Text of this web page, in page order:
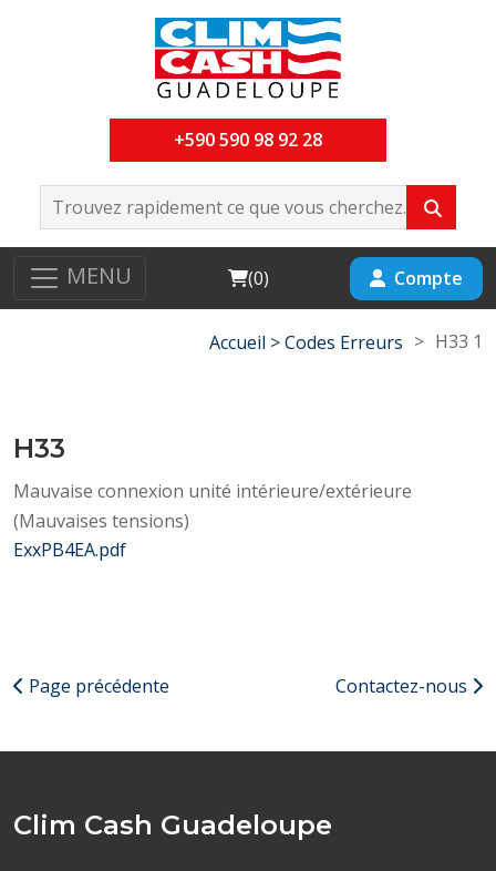
+590 590 98 92 28
MENU Cart
(0) Compte
Accueil >Codes Erreurs > H33 1
H33
Mauvaise connexion unité intérieure/extérieure
(Mauvaises tensions)
ExxPB4EA.pdf
Page précédente Contactez-nous
Clim Cash Guadeloupe